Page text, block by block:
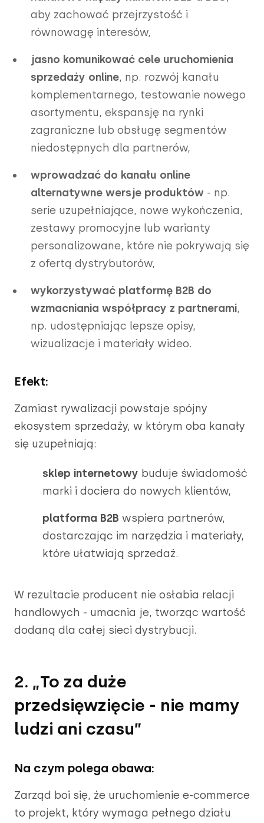
aby zachować przejrzystość i
równowagę interesów,
jasno komunikować cele uruchomienia
sprzedaży online, np. rozwój kanału
komplementarnego, testowanie nowego
asortymentu, ekspansję na rynki
zagraniczne lub obsługę segmentów
niedostępnych dla partnerów,
wprowadzać do kanału online
alternatywne wersje produktów - np.
serie uzupełniające, nowe wykończenia,
zestawy promocyjne lub warianty
personalizowane, które nie pokrywają się
z ofertą dystrybutorów,
wykorzystywać platformę B2B do
wzmacniania współpracy z partnerami,
np. udostępniając lepsze opisy,
wizualizacje i materiały wideo.
Efekt:
Zamiast rywalizacji powstaje spójny
ekosystem sprzedaży, w którym oba kanały
się uzupełniają:
sklep internetowy buduje świadomość
marki i dociera do nowych klientów,
platforma B2B wspiera partnerów,
dostarczając im narzędzia i materiały,
które ułatwiają sprzedaż.
W rezultacie producent nie osłabia relacji
handlowych - umacnia je, tworząc wartość
dodaną dla całej sieci dystrybucji.
2. „To za duże
przedsięwzięcie - nie mamy
ludzi ani czasu”
Na czym polega obawa:
Zarząd boi się, że uruchomienie e-commerce
to projekt, który wymaga pełnego działu